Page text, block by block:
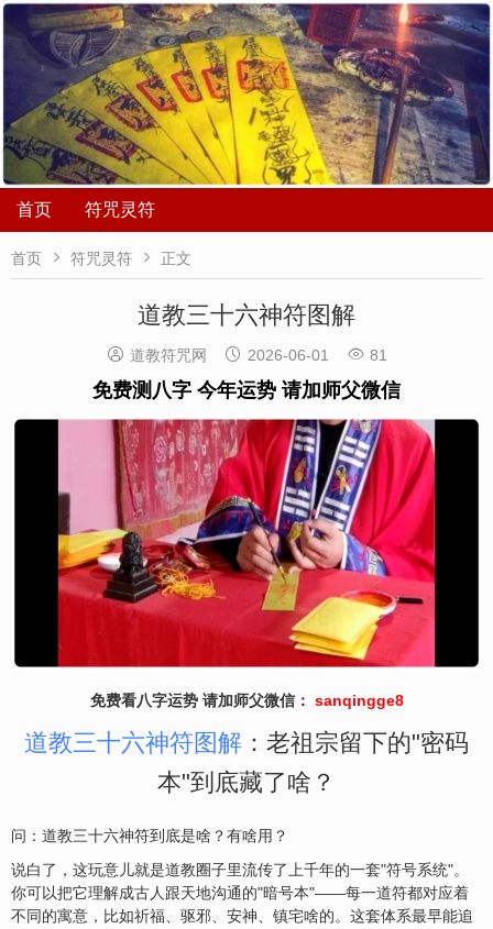
首页 符咒灵符
首页  符咒灵符  正文
道教三十六神符图解
 道教符咒网  2026-06-01  81
免费测八字 今年运势 请加师父微信
免费看八字运势 请加师父微信： sanqingge8
道教三十六神符图解 ：老祖宗留下的"密码
本"到底藏了啥？
问：道教三十六神符到底是啥？有啥用？
说白了，这玩意儿就是道教圈子里流传了上千年的一套"符号系统"。
你可以把它理解成古人跟天地沟通的"暗号本"——每一道符都对应着
不同的寓意，比如祈福、驱邪、安神、镇宅啥的。这套体系最早能追